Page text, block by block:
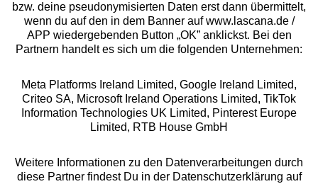
Rechtliches
Alle Preise inkl. MwSt., zzgl.
Versandkosten
** Bonität vorausgesetzt, berechtigt zur Bonitätsprüfung
bzw. deine pseudonymisierten Daten erst dann übermittelt,
wenn du auf den in dem Banner auf www.lascana.de /
APP wiedergebenden Button „OK” anklickst. Bei den
Partnern handelt es sich um die folgenden Unternehmen:
Meta Platforms Ireland Limited, Google Ireland Limited,
Criteo SA, Microsoft Ireland Operations Limited, TikTok
Information Technologies UK Limited, Pinterest Europe
Limited, RTB House GmbH
Weitere Informationen zu den Datenverarbeitungen durch
diese Partner findest Du in der Datenschutzerklärung auf